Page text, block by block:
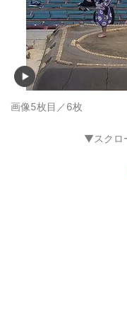
画像5枚目／6枚
▼スクロ